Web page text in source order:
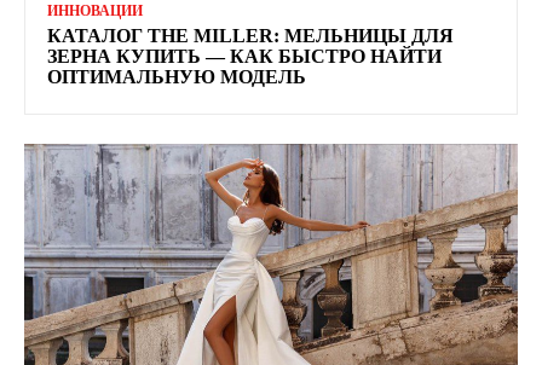
ИННОВАЦИИ
КАТАЛОГ THE MILLER: МЕЛЬНИЦЫ ДЛЯ
ЗЕРНА КУПИТЬ — КАК БЫСТРО НАЙТИ
ОПТИМАЛЬНУЮ МОДЕЛЬ